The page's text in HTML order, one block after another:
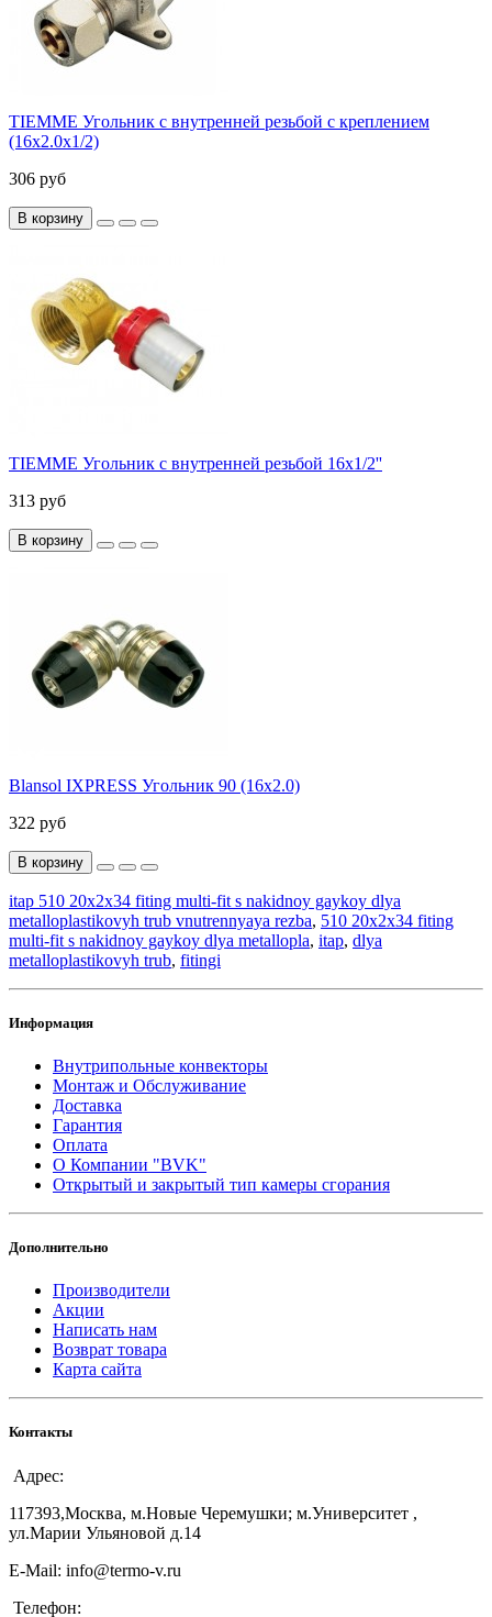
TIEMME Угольник с внутренней резьбой с креплением
(16х2.0х1/2)
306 руб
В корзину
TIEMME Угольник с внутренней резьбой 16x1/2''
313 руб
В корзину
Blansol IXPRESS Угольник 90 (16х2.0)
322 руб
В корзину
itap 510 20x2x34 fiting multi-fit s nakidnoy gaykoy dlya
metalloplastikovyh trub vnutrennyaya rezba, 510 20x2x34 fiting
multi-fit s nakidnoy gaykoy dlya metallopla, itap, dlya
metalloplastikovyh trub, fitingi
Информация
Внутрипольные конвекторы
Монтаж и Обслуживание
Доставка
Гарантия
Оплата
О Компании "BVK"
Открытый и закрытый тип камеры сгорания
Дополнительно
Производители
Акции
Написать нам
Возврат товара
Карта сайта
Контакты
Адрес:
117393,Москва, м.Новые Черемушки; м.Университет ,
ул.Марии Ульяновой д.14
E-Mail: info@termo-v.ru
Телефон: